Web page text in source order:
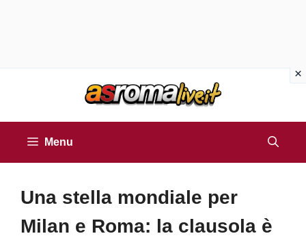
Menu
Una stella mondiale per
Milan e Roma: la clausola è